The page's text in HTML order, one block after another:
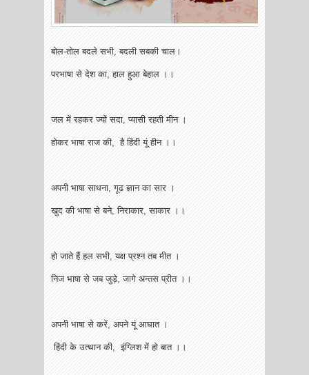
बोल-तोल बदले सभी, बदली सबकी चाल।
परभाषा से देश का, हाल हुआ बेहाल ।।
जल में रहकर ज्यों सदा, प्यासी रहती मीन ।
होकर भाषा राज की, है हिंदी यूं हीन ।।
अपनी भाषा साधना, गूढ ज्ञान का सार ।
खुद की भाषा से बने, निराकार, साकार ।।
हो जाते हैं हल सभी, यक्ष प्रश्न तब मीत ।
निज भाषा से जब जुड़े, जागे अन्तस प्रीत ।।
अपनी भाषा से करें, अपने यूं आघात ।
हिंदी के उत्थान की, इंग्लिश में हो बात ।।